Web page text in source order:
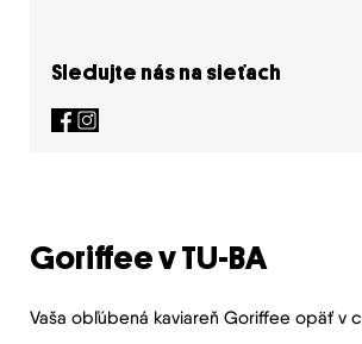
Sledujte nás na sieťach
Goriffee v TU-BA
Vaša obľúbená kaviareň Goriffee opäť v